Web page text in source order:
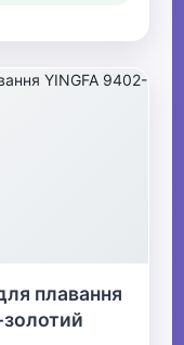
плавання